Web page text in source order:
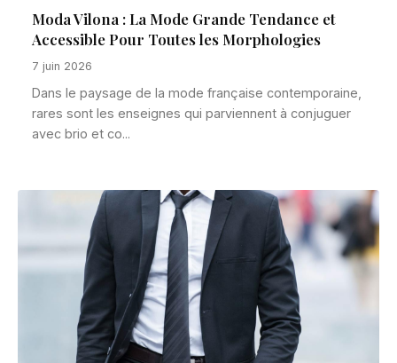
Moda Vilona : La Mode Grande Tendance et
Accessible Pour Toutes les Morphologies
7 juin 2026
Dans le paysage de la mode française contemporaine,
rares sont les enseignes qui parviennent à conjuguer
avec brio et co...